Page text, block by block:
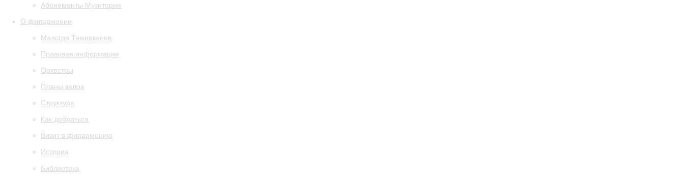
Абонементы Музитория
О филармонии
Маэстро Темирканов
Правовая информация
Оркестры
Планы залов
Структура
Как добраться
Визит в филармонию
История
Библиотека